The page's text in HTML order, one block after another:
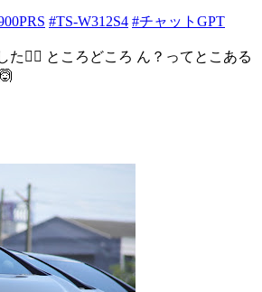
#TS-W312S4 #チャットGPT
た🙋‍♂️ ところどころ ん？ってとこある